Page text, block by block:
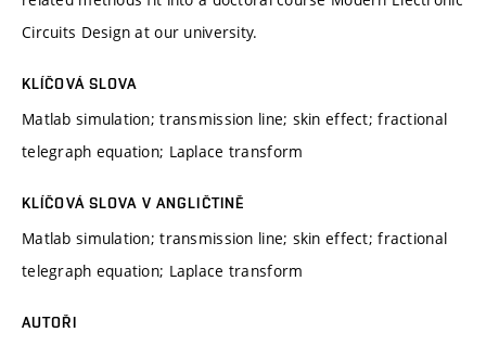
Circuits Design at our university.
KLÍČOVÁ SLOVA
Matlab simulation; transmission line; skin effect; fractional
telegraph equation; Laplace transform
KLÍČOVÁ SLOVA V ANGLIČTINĚ
Matlab simulation; transmission line; skin effect; fractional
telegraph equation; Laplace transform
AUTOŘI